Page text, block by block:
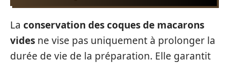
La conservation des coques de macarons
vides ne vise pas uniquement à prolonger la
durée de vie de la préparation. Elle garantit